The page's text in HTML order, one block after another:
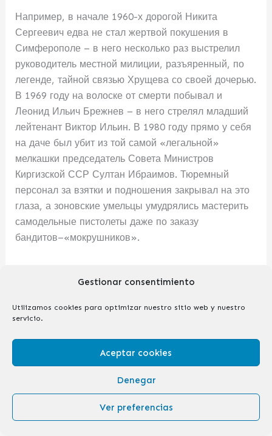
Gestionar consentimiento
Utilizamos cookies para optimizar nuestro sitio web y nuestro
servicio.
Aceptar cookies
Denegar
Ver preferencias
Например, в начале 1960-х дорогой Никита
Сергеевич едва не стал жертвой покушения в
Симферополе – в него несколько раз выстрелил
руководитель местной милиции, разъяренный, по
легенде, тайной связью Хрущева со своей дочерью.
В 1969 году на волоске от смерти побывал и
Леонид Ильич Брежнев – в него стрелял младший
лейтенант Виктор Ильин. В 1980 году прямо у себя
на даче был убит из той самой «легальной»
мелкашки председатель Совета Министров
Киргизской ССР Султан Ибраимов. Тюремный
персонал за взятки и подношения закрывал на это
глаза, а зоновские умельцы умудрялись мастерить
самодельные пистолеты даже по заказу
бандитов–«мокрушников».
железнодорожный вокзал толпами поступали
единственным «имуществом» — винтовками,
вооруженные наганами и саблями малочисленные
одесские полицейские оказались самым слабым
звеном в тогдашнем политическом раскладе. Уже к
октябрю 1917 года Одессу охватила анархия и
безвластие. Правоохранители просто не могли